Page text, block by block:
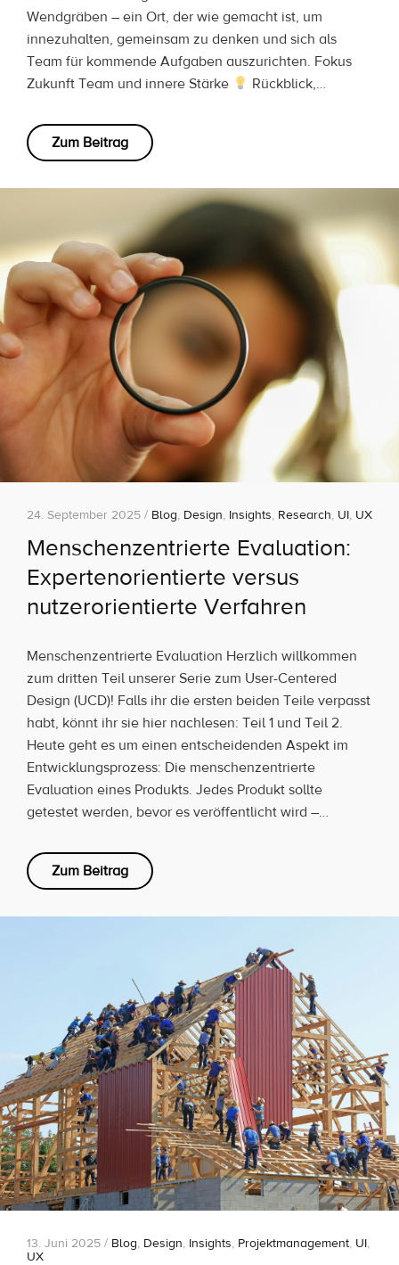
Wendgräben – ein Ort, der wie gemacht ist, um
innezuhalten, gemeinsam zu denken und sich als
Team für kommende Aufgaben auszurichten. Fokus
Zukunft Team und innere Stärke
Rückblick,…
Zum Beitrag
24. September 2025 / Blog, Design, Insights, Research, UI, UX
Menschenzentrierte Evaluation:
Expertenorientierte versus
nutzerorientierte Verfahren
Menschenzentrierte Evaluation Herzlich willkommen
zum dritten Teil unserer Serie zum User-Centered
Design (UCD)! Falls ihr die ersten beiden Teile verpasst
habt, könnt ihr sie hier nachlesen: Teil 1 und Teil 2.
Heute geht es um einen entscheidenden Aspekt im
Entwicklungsprozess: Die menschenzentrierte
Evaluation eines Produkts. Jedes Produkt sollte
getestet werden, bevor es veröffentlicht wird –…
Zum Beitrag
13. Juni 2025 / Blog, Design, Insights, Projektmanagement, UI,
UX